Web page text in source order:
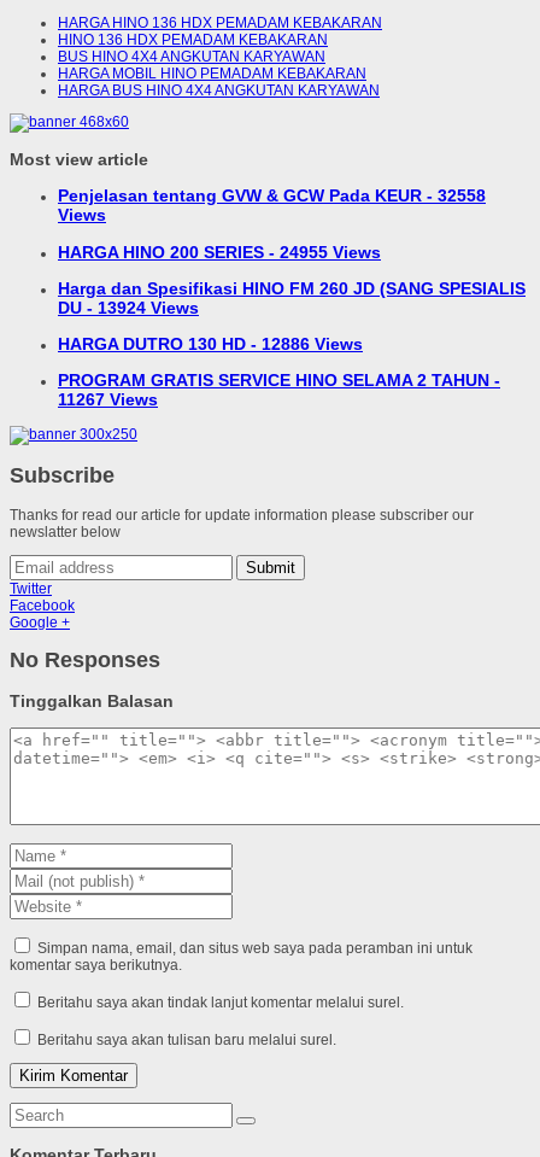
HARGA HINO 136 HDX PEMADAM KEBAKARAN
HINO 136 HDX PEMADAM KEBAKARAN
BUS HINO 4X4 ANGKUTAN KARYAWAN
HARGA MOBIL HINO PEMADAM KEBAKARAN
HARGA BUS HINO 4X4 ANGKUTAN KARYAWAN
Most view article
Penjelasan tentang GVW & GCW Pada KEUR - 32558
Views
HARGA HINO 200 SERIES - 24955 Views
Harga dan Spesifikasi HINO FM 260 JD (SANG SPESIALIS
DU - 13924 Views
HARGA DUTRO 130 HD - 12886 Views
PROGRAM GRATIS SERVICE HINO SELAMA 2 TAHUN -
11267 Views
Subscribe
Thanks for read our article for update information please subscriber our
newslatter below
Submit
Twitter
Facebook
Google +
No Responses
Tinggalkan Balasan
Simpan nama, email, dan situs web saya pada peramban ini untuk
komentar saya berikutnya.
Beritahu saya akan tindak lanjut komentar melalui surel.
Beritahu saya akan tulisan baru melalui surel.